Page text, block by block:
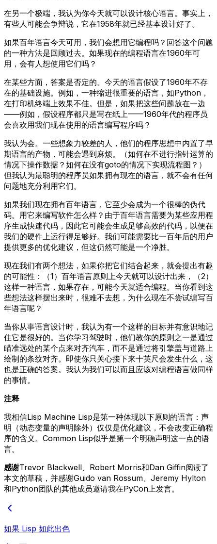
在另一个极端，我认为你今天就可以设计核心语言。事实上，
有些人可能会争辩说，它在1958年就已经基本设计好了。
如果百年语言今天可用，我们会想用它编程吗？回答这个问题
的一种方法是回顾过去。如果现在的编程语言在1960年可
用，会有人想使用它们吗？
在某些方面，答案是否定的。今天的语言假设了1960年不存
在的基础设施。例如，一种缩进很重要的语言，如Python，
在打印机终端上效果不佳。但是，如果把这些问题放在一边
——例如，假设程序都只是写在纸上——1960年代的程序员
会喜欢用我们现在使用的语言编写程序吗？
我认为会。一些想象力较差的人，他们的程序思想中内置了早
期语言的产物，可能会遇到麻烦。（如何在不进行指针运算的
情况下操作数据？如何在没有goto的情况下实现流程图？）
但我认为最聪明的程序员如果拥有现在的语言，就不会有任何
问题地充分利用它们。
如果我们现在拥有百年语言，它至少会成为一个很棒的伪代
码。用它来编写软件怎么样？由于百年语言需要为某些应用程
序生成快速代码，因此它可能会生成足够高效的代码，以便在
我们的硬件上运行得足够好。我们可能需要比一百年后的用户
提供更多的优化建议，但这仍然可能是一个净胜。
现在我们有两个想法，如果你把它们结合起来，就会提出有趣
的可能性：（1）百年语言原则上今天就可以设计出来，（2）
这样一种语言，如果存在，可能今天就适合编程。当你看到这
些想法这样摆出来时，很难不去想，为什么现在不尝试编写百
年语言呢？
当你从事语言设计时，我认为有一个这样的目标并有意识地记
住它是很好的。当你学习驾驶时，他们教你的原则之一是通过
瞄准远处的某个点来对齐汽车，而不是通过将引擎盖与道路上
绘制的条纹对齐。即使你只关心接下来十英尺会发生什么，这
也是正确的答案。我认为我们可以而且应该对编程语言做同样
的事情。
注释
我相信Lisp Machine Lisp是第一种体现以下原则的语言：声
明（动态变量的声明除外）仅仅是优化建议，不会改变正确程
序的含义。Common Lisp似乎是第一个明确声明这一点的语
言。
感谢Trevor Blackwell、Robert Morris和Dan Giffin阅读了
本文的草稿，并感谢Guido van Rossum、Jeremy Hylton
和Python团队的其他成员邀请我在PyCon上发言。
如果 Lisp 如此出色